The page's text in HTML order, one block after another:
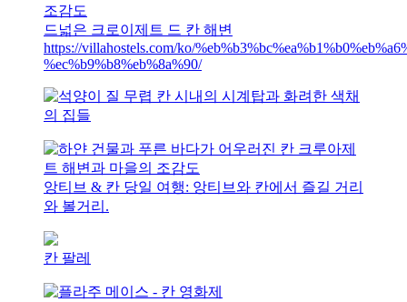
드넓은 크로이제트 드 칸 해변
https://villahostels.com/ko/
%ec%b9%b8%eb%8a%90/
앙티브 & 칸 당일 여행: 앙티브와 칸에서 즐길 거리
와 볼거리.
칸 팔레